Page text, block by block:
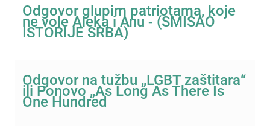
Odgovor glupim patriotama, koje
ne vole Aleka i Anu - (SMISAO
ISTORIJE SRBA)
Odgovor na tužbu „LGBT zaštitara“
ili Ponovo „Аs Long As There Is
One Hundred